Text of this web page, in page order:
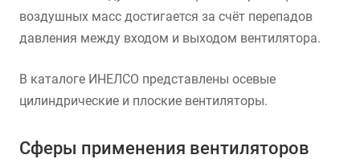
воздушных масс достигается за счёт перепадов
давления между входом и выходом вентилятора.
В каталоге ИНЕЛСО представлены осевые
цилиндрические и плоские вентиляторы.
Сферы применения вентиляторов